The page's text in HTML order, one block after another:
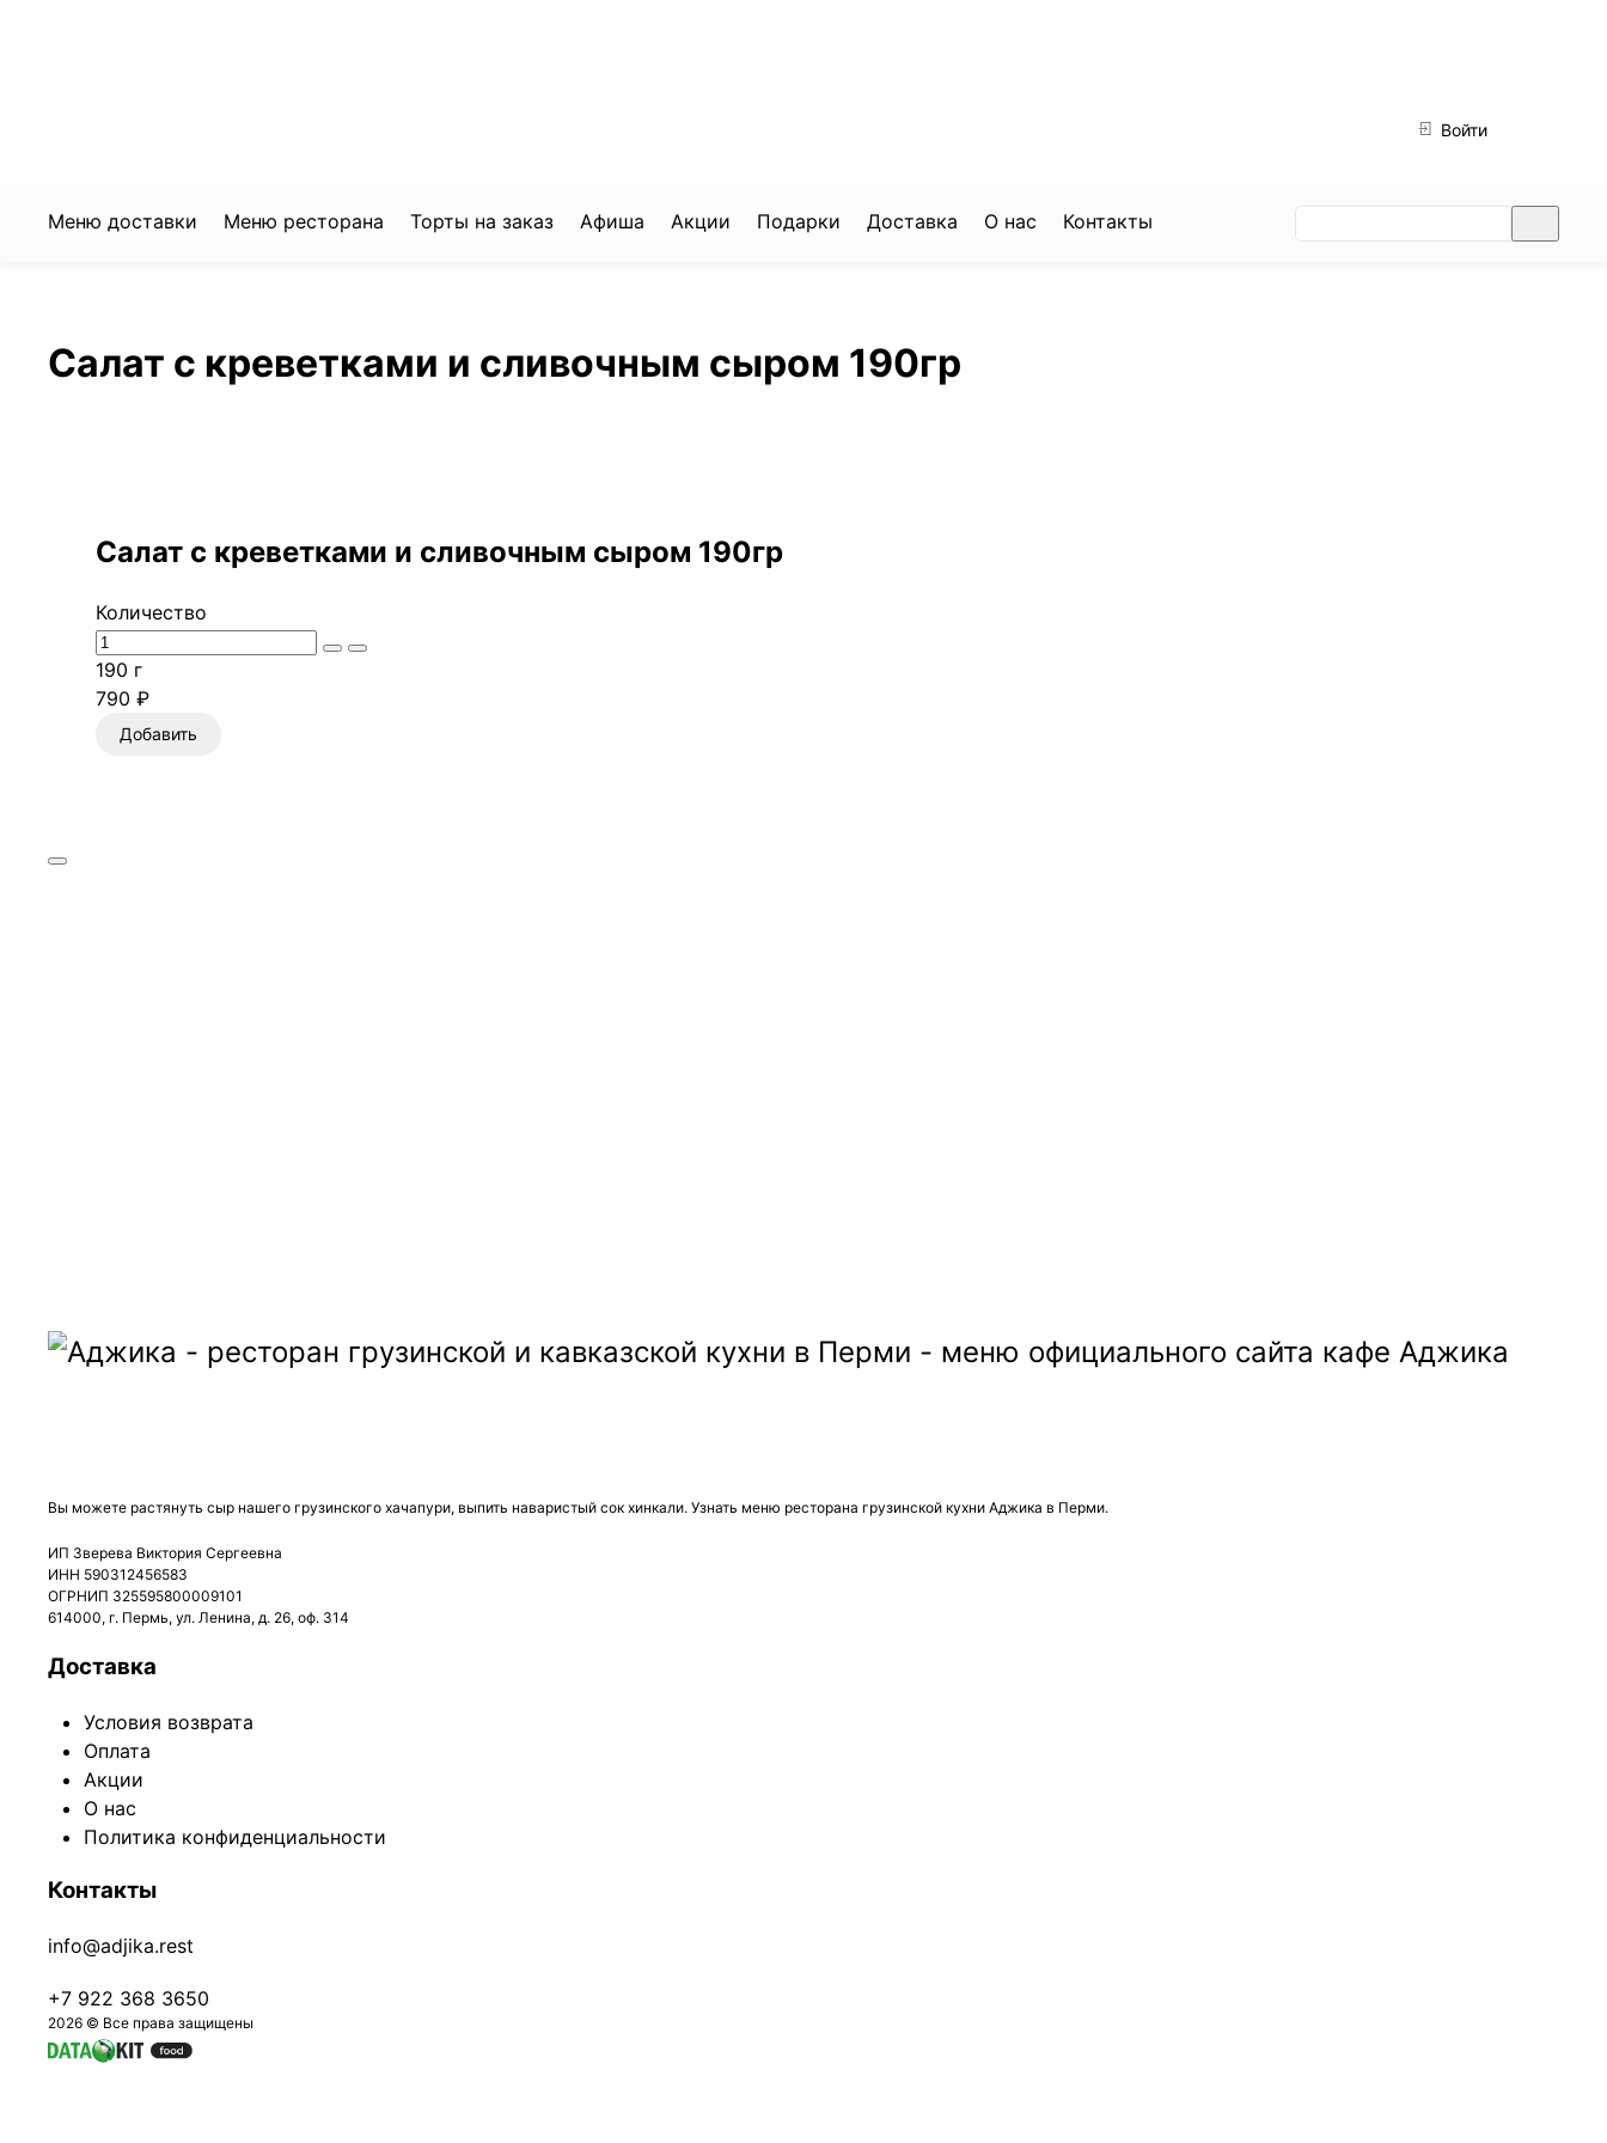
Войти
Меню доставки Меню ресторана Торты на заказ Афиша Акции Подарки Доставка О нас Контакты
Салат с креветками и сливочным сыром 190гр
Салат с креветками и сливочным сыром 190гр
Количество
190 г
790 ₽
Добавить
Вы можете растянуть сыр нашего грузинского хачапури, выпить наваристый сок хинкали. Узнать меню ресторана грузинской кухни Аджика в Перми.
ИП Зверева Виктория Сергеевна
ИНН 590312456583
ОГРНИП 325595800009101
614000, г. Пермь, ул. Ленина, д. 26, оф. 314
Доставка
Условия возврата
Оплата
Акции
О нас
Политика конфиденциальности
Контакты
info@adjika.rest
+7 922 368 3650
2026 © Все права защищены